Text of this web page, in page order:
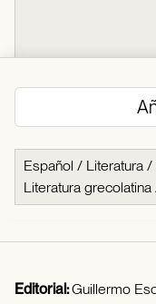
Español / Literatura /
Literatura grecolatina
Editorial:Guillermo